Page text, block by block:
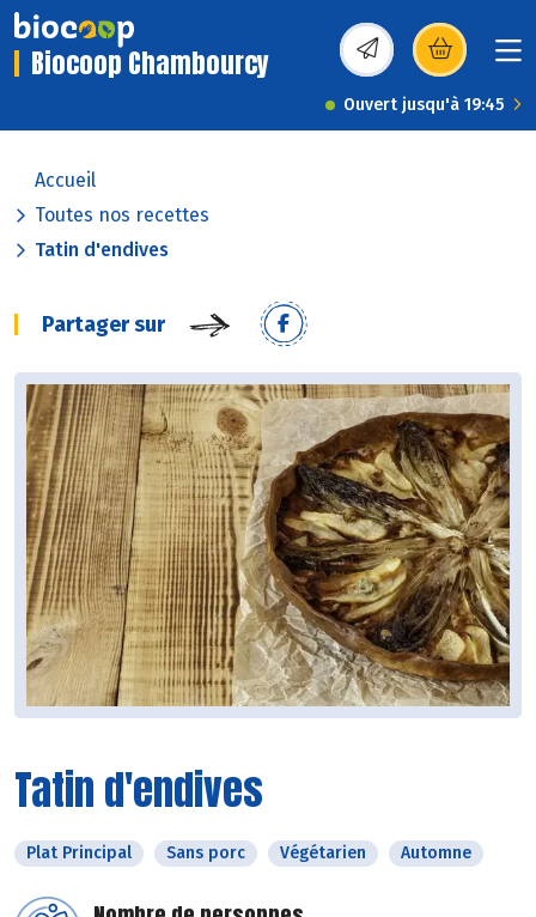
Biocoop Chambourcy (s’ouvre dans une
Ouvert jusqu'à 19:45
Accueil
Toutes nos recettes
Tatin d'endives
Partager sur
Tatin d'endives
Plat Principal Sans porc Végétarien Automne